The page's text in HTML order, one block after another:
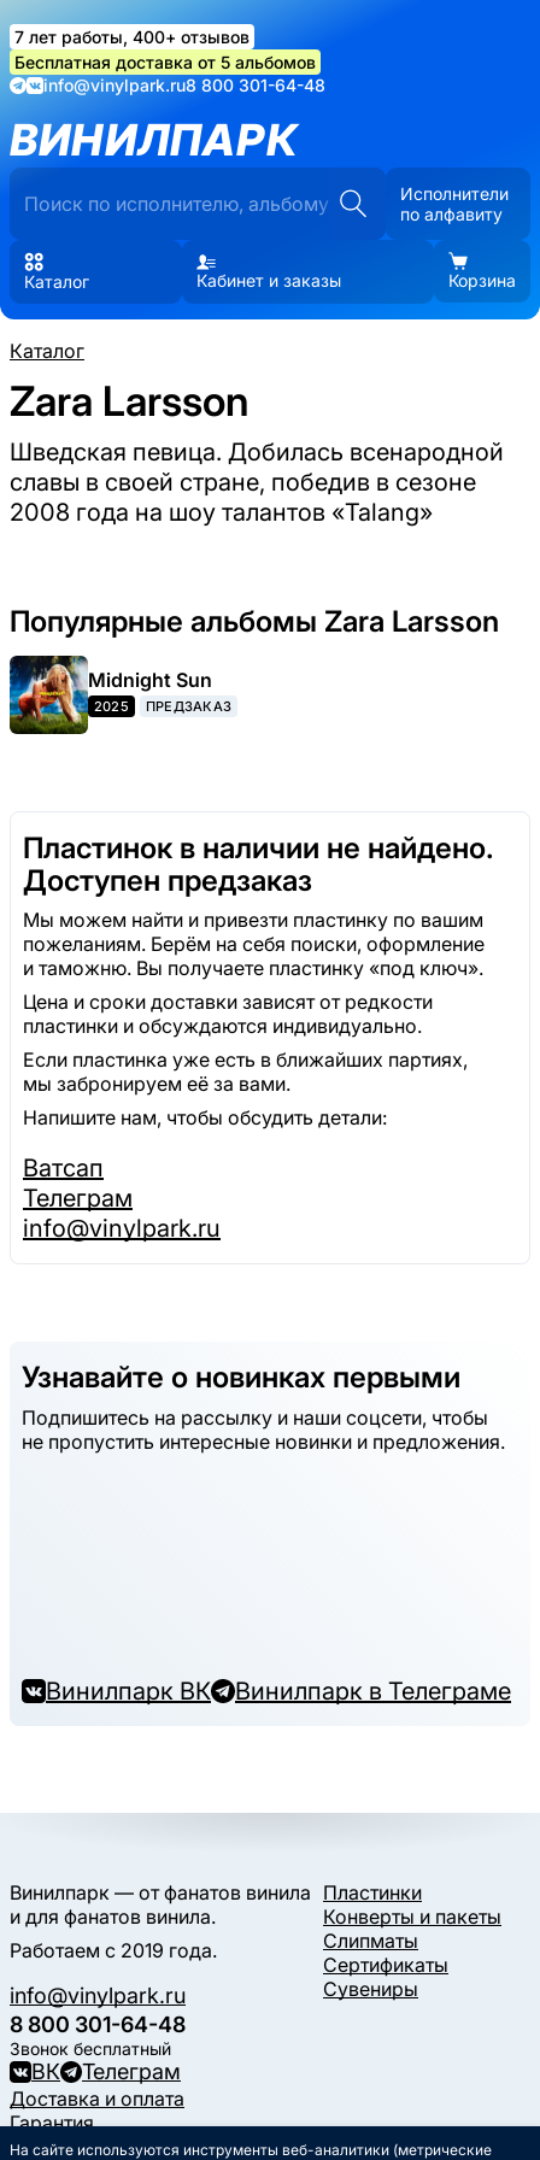
7 лет работы, 400+ отзывов
Бесплатная доставка от 5 альбомов
info@vinylpark.ru8 800 301-64-48
ВИНИЛПАРК
Исполнители
по алфавиту
Каталог Кабинет и заказы Корзина
Каталог
Zara Larsson
Шведская певица. Добилась всенародной
славы в своей стране, победив в сезоне
2008 года на шоу талантов «Talang»
Популярные альбомы Zara Larsson
Midnight Sun
2025 ПРЕДЗАКАЗ
Пластинок в наличии не найдено.
Доступен предзаказ
Мы можем найти и привезти пластинку по вашим
пожеланиям. Берём на себя поиски, оформление
и таможню. Вы получаете пластинку «под ключ».
Цена и сроки доставки зависят от редкости
пластинки и обсуждаются индивидуально.
Если пластинка уже есть в ближайших партиях,
мы забронируем её за вами.
Напишите нам, чтобы обсудить детали:
Ватсап
Телеграм
info@vinylpark.ru
Узнавайте о новинках первыми
Подпишитесь на рассылку и наши соцсети, чтобы
не пропустить интересные новинки и предложения.
Винилпарк ВК Винилпарк в Телеграме
Винилпарк — от фанатов винила
и для фанатов винила.
Работаем с 2019 года.
info@vinylpark.ru
8 800 301-64-48
Звонок бесплатный
ВК Телеграм
Пластинки
Конверты и пакеты
Слипматы
Сертификаты
Сувениры
Доставка и оплата
Гарантия
Контакты
На сайте используются инструменты веб-аналитики (метрические